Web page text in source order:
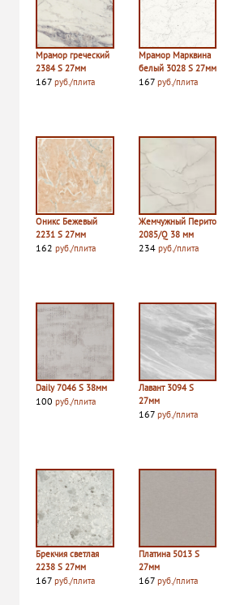
Мрамор греческий
2384 S 27мм
167 руб./плита
Мрамор Марквина
белый 3028 S 27мм
167 руб./плита
Оникс Бежевый
2231 S 27мм
162 руб./плита
Жемчужный Перито
2085/Q 38 мм
234 руб./плита
Daily 7046 S 38мм
100 руб./плита
Лавант 3094 S
27мм
167 руб./плита
Брекчия светлая
2238 S 27мм
167 руб./плита
Платина 5013 S
27мм
167 руб./плита